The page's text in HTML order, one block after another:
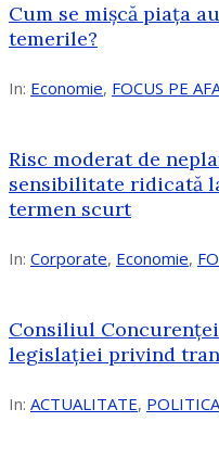
Cum se mișcă piața
temerile?
In: Economie, FOCUS PE
Risc moderat de
sensibilitate ridicată
termen scurt
In: Corporate, Economie,
Consiliul
legislației privind
In: ACTUALITATE, POLITICA